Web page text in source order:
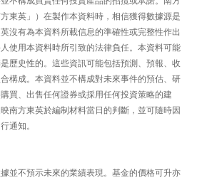
東英」）在製作本資料時，相信獲得數據源是
沒有為本資料所載信息的準確性或完整性作出
使用本資料時所引致的法律負任。本資料可能
歷史性的。這些資訊可能包括預測、預報、收
構成。本資料並不構成對未來事件的預估、研
買、出售任何證券或採用任何投資策略的建
南方東英於編制材料當日的判斷，並可隨時因
通知。
並不預示未來的業績表現。基金的價格可升亦